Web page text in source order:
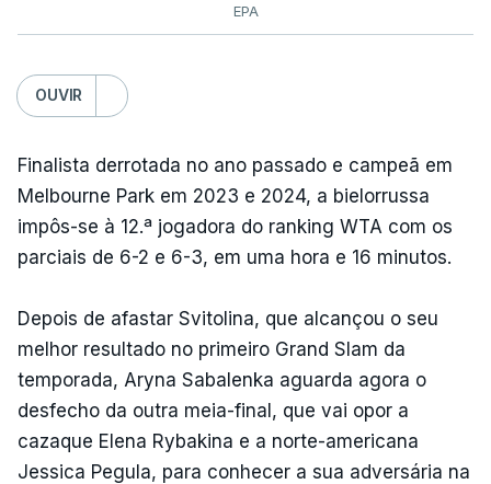
EPA
OUVIR
Finalista derrotada no ano passado e campeã em
Melbourne Park em 2023 e 2024, a bielorrussa
impôs-se à 12.ª jogadora do ranking WTA com os
parciais de 6-2 e 6-3, em uma hora e 16 minutos.
Depois de afastar Svitolina, que alcançou o seu
melhor resultado no primeiro Grand Slam da
temporada, Aryna Sabalenka aguarda agora o
desfecho da outra meia-final, que vai opor a
cazaque Elena Rybakina e a norte-americana
Jessica Pegula, para conhecer a sua adversária na